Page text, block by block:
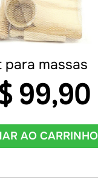
para massas
99,90
AO CARRINHO